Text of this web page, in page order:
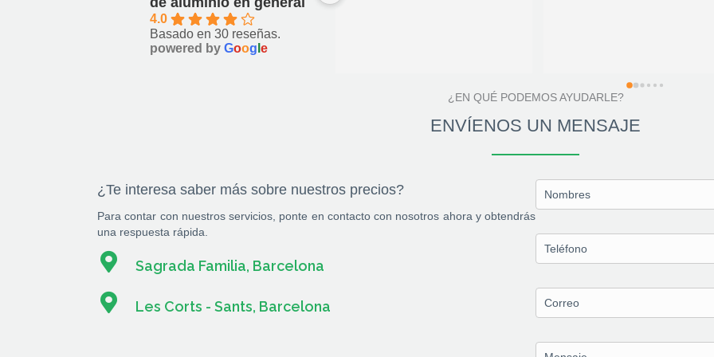
4.0
Basado en 30 reseñas.
powered by Goog e
¿EN QUÉ PODEMOS AYUDARLE?
ENVÍENOS UN MENSAJE
¿Te interesa saber más sobre nuestros precios?
Para contar con nuestros servicios, ponte en contacto con nosotros ahora y obtendrás
una respuesta rápida.
Sagrada Familia, Barcelona
Les Corts - Sants, Barcelona